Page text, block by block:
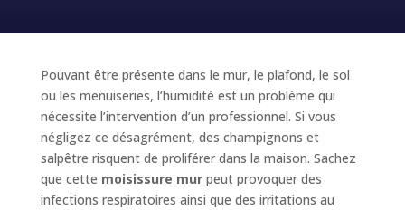
Pouvant être présente dans le mur, le plafond, le sol
ou les menuiseries, l’humidité est un problème qui
nécessite l’intervention d’un professionnel. Si vous
négligez ce désagrément, des champignons et
salpêtre risquent de proliférer dans la maison. Sachez
que cette moisissure murpeut provoquer des
infections respiratoires ainsi que des irritations au